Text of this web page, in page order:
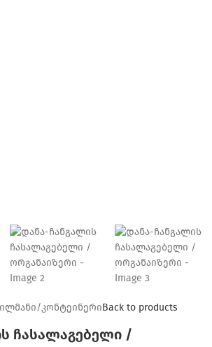
/კონტეინერიBack to products
ჩასალაგებელი /